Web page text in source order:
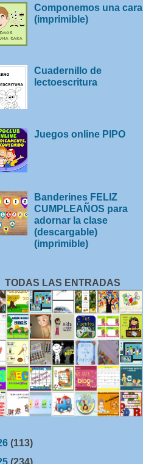
Componemos una cara
(imprimible)
Cuadernillo de
lectoescritura
Juegos online PIPO
Banderines FELIZ
CUMPLEAÑOS para
adornar la clase
(descargable)
(imprimible)
TODAS LAS ENTRADAS
(113)